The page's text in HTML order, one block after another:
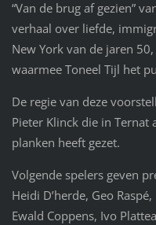
“Van de brug af gezien”
verhaal over liefde,
New York van de jaren
waarmee Toneel Tijl het
De regie van deze
Pieter Klinck die in Ternat
planken heeft gezet.
Volgende spelers geven
Heidi D’herde, Geo
Ewald Coppens, Ivo